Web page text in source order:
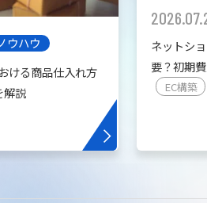
マイズ開発
ウハウ
ける商品仕入れ方
解説
ネットシ
要？初期
を紹介
EC構築